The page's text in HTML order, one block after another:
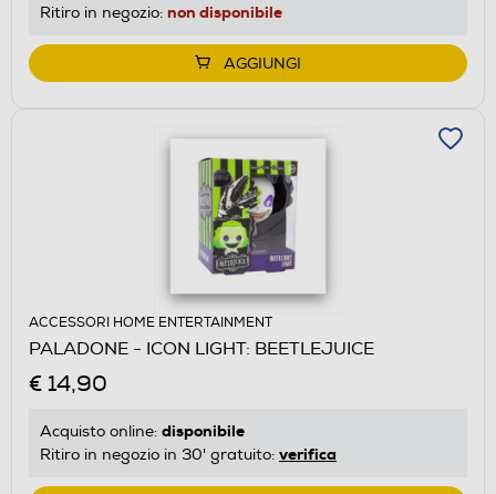
Ritiro in negozio: non disponibile
AGGIUNGI
ACCESSORI HOME ENTERTAINMENT
PALADONE - ICON LIGHT: BEETLEJUICE
€ 14,90
Acquisto online: disponibile
Ritiro in negozio in 30' gratuito: verifica